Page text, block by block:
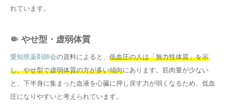
れています。
🤏 やせ型・虚弱体質
愛知県薬剤師会の資料によると、 低血圧の人は「無力性体質」を示
し、やせ型で虚弱体質の方が多い傾向にあります。筋肉量が少ない
と、下半身に集まった血液を心臓に押し戻す力が弱くなるため、低血
圧になりやすいと考えられています。